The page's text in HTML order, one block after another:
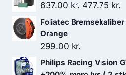
637.00kr. Den
oprindelige
637.00 kr..
477.75 kr.
Foliatec
Orange
299.00 kr.
Philips Racing Vision